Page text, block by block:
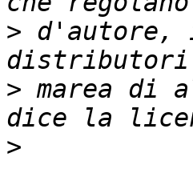
>
> marea di
>